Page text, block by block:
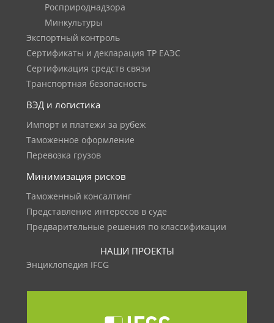
Росприроднадзора
Минкультуры
Экспортный контроль
Сертификаты и декларация ТР ЕАЭС
Сертификация средств связи
Транспортная безопасность
ВЭД и логистика
Импорт и платежи за рубеж
Таможенное оформление
Перевозка грузов
Минимизация рисков
Таможенный консалтинг
Представление интересов в суде
Предварительные решения по классификации
НАШИ ПРОЕКТЫ
Энциклопедия IFCG